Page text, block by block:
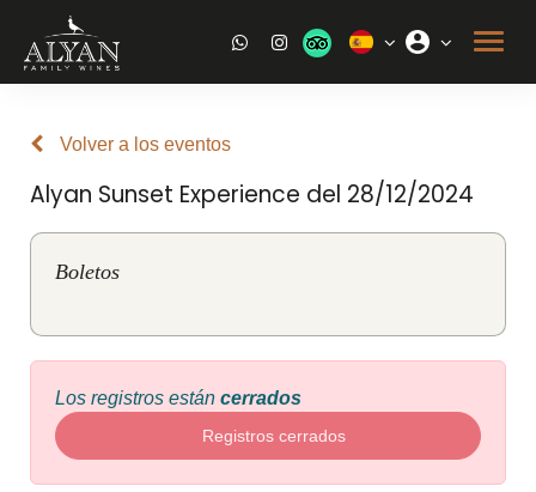
Volver a los eventos
Alyan Sunset Experience del 28/12/2024
Boletos
Los registros están cerrados
Registros cerrados